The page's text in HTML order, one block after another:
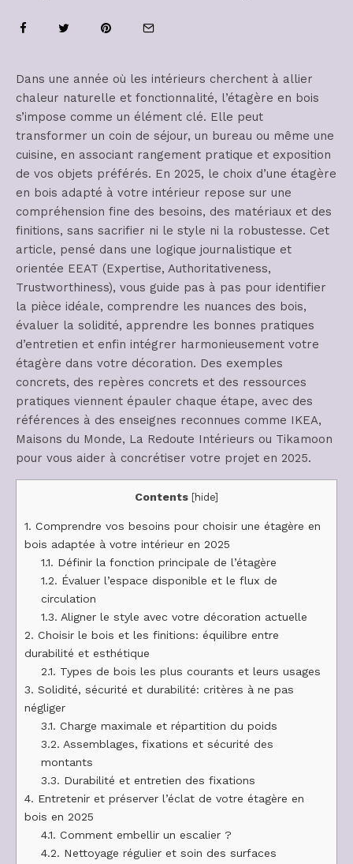
Dans une année où les intérieurs cherchent à allier
chaleur naturelle et fonctionnalité, l’étagère en bois
s’impose comme un élément clé. Elle peut
transformer un coin de séjour, un bureau ou même une
cuisine, en associant rangement pratique et exposition
de vos objets préférés. En 2025, le choix d’une étagère
en bois adapté à votre intérieur repose sur une
compréhension fine des besoins, des matériaux et des
finitions, sans sacrifier ni le style ni la robustesse. Cet
article, pensé dans une logique journalistique et
orientée EEAT (Expertise, Authoritativeness,
Trustworthiness), vous guide pas à pas pour identifier
la pièce idéale, comprendre les nuances des bois,
évaluer la solidité, apprendre les bonnes pratiques
d’entretien et enfin intégrer harmonieusement votre
étagère dans votre décoration. Des exemples
concrets, des repères concrets et des ressources
pratiques viennent épauler chaque étape, avec des
références à des enseignes reconnues comme IKEA,
Maisons du Monde, La Redoute Intérieurs ou Tikamoon
pour vous aider à concrétiser votre projet en 2025.
Contents [hide]
1. Comprendre vos besoins pour choisir une étagère en
bois adaptée à votre intérieur en 2025
1.1. Définir la fonction principale de l’étagère
1.2. Évaluer l’espace disponible et le flux de
circulation
1.3. Aligner le style avec votre décoration actuelle
2. Choisir le bois et les finitions: équilibre entre
durabilité et esthétique
2.1. Types de bois les plus courants et leurs usages
3. Solidité, sécurité et durabilité: critères à ne pas
négliger
3.1. Charge maximale et répartition du poids
3.2. Assemblages, fixations et sécurité des
montants
3.3. Durabilité et entretien des fixations
4. Entretenir et préserver l’éclat de votre étagère en
bois en 2025
4.1. Comment embellir un escalier ?
4.2. Nettoyage régulier et soin des surfaces